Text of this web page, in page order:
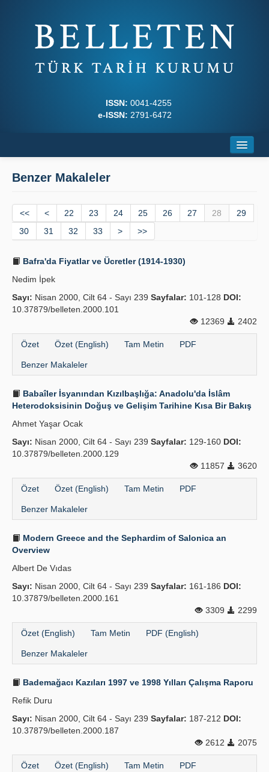
ISSN: 0041-4255
e-ISSN: 2791-6472
Dergi Kurulları
Yazım Kuralları
İlkeler
Yayın Politikaları
Kılavuzlar
İletişim
Benzer Makaleler
<< < 22 23 24 25 26 27 28
29
30
31 32 33 > >>
Bafra'da Fiyatlar ve Ücretler (1914-1930)
Nedim İpek
Sayı: Nisan 2000, Cilt 64 - Sayı 239 Sayfalar: 101-128 DOI:
10.37879/belleten.2000.101
12369
2402
Özet Özet (English) Tam Metin PDF
Benzer Makaleler
Babaîler İsyanından Kızılbaşlığa: Anadolu'da İslâm
Heterodoksisinin Doğuş ve Gelişim Tarihine Kısa Bir Bakış
Ahmet Yaşar Ocak
Sayı: Nisan 2000, Cilt 64 - Sayı 239 Sayfalar: 129-160 DOI:
10.37879/belleten.2000.129
11857
3620
Özet Özet (English) Tam Metin PDF
Benzer Makaleler
Modern Greece and the Sephardim of Salonica an
Overview
Albert De Vıdas
Sayı: Nisan 2000, Cilt 64 - Sayı 239 Sayfalar: 161-186 DOI:
10.37879/belleten.2000.161
3309
2299
Özet (English) Tam Metin PDF (English)
Benzer Makaleler
Bademağacı Kazıları 1997 ve 1998 Yılları Çalışma Raporu
Refik Duru
Sayı: Nisan 2000, Cilt 64 - Sayı 239 Sayfalar: 187-212 DOI:
10.37879/belleten.2000.187
2612
2075
Özet Özet (English) Tam Metin PDF